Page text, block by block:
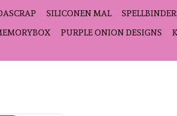
SILICONEN MAL
PURPLE ONION DESIGNS